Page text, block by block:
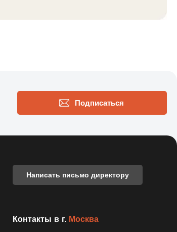
Подписаться
Написать письмо директору
Контакты в г. Москва